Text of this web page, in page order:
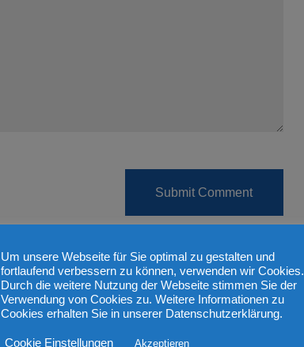
Um unsere Webseite für Sie optimal zu gestalten und
fortlaufend verbessern zu können, verwenden wir Cookies.
Durch die weitere Nutzung der Webseite stimmen Sie der
Verwendung von Cookies zu. Weitere Informationen zu
Cookies erhalten Sie in unserer Datenschutzerklärung.
Cookie Einstellungen Akzeptieren